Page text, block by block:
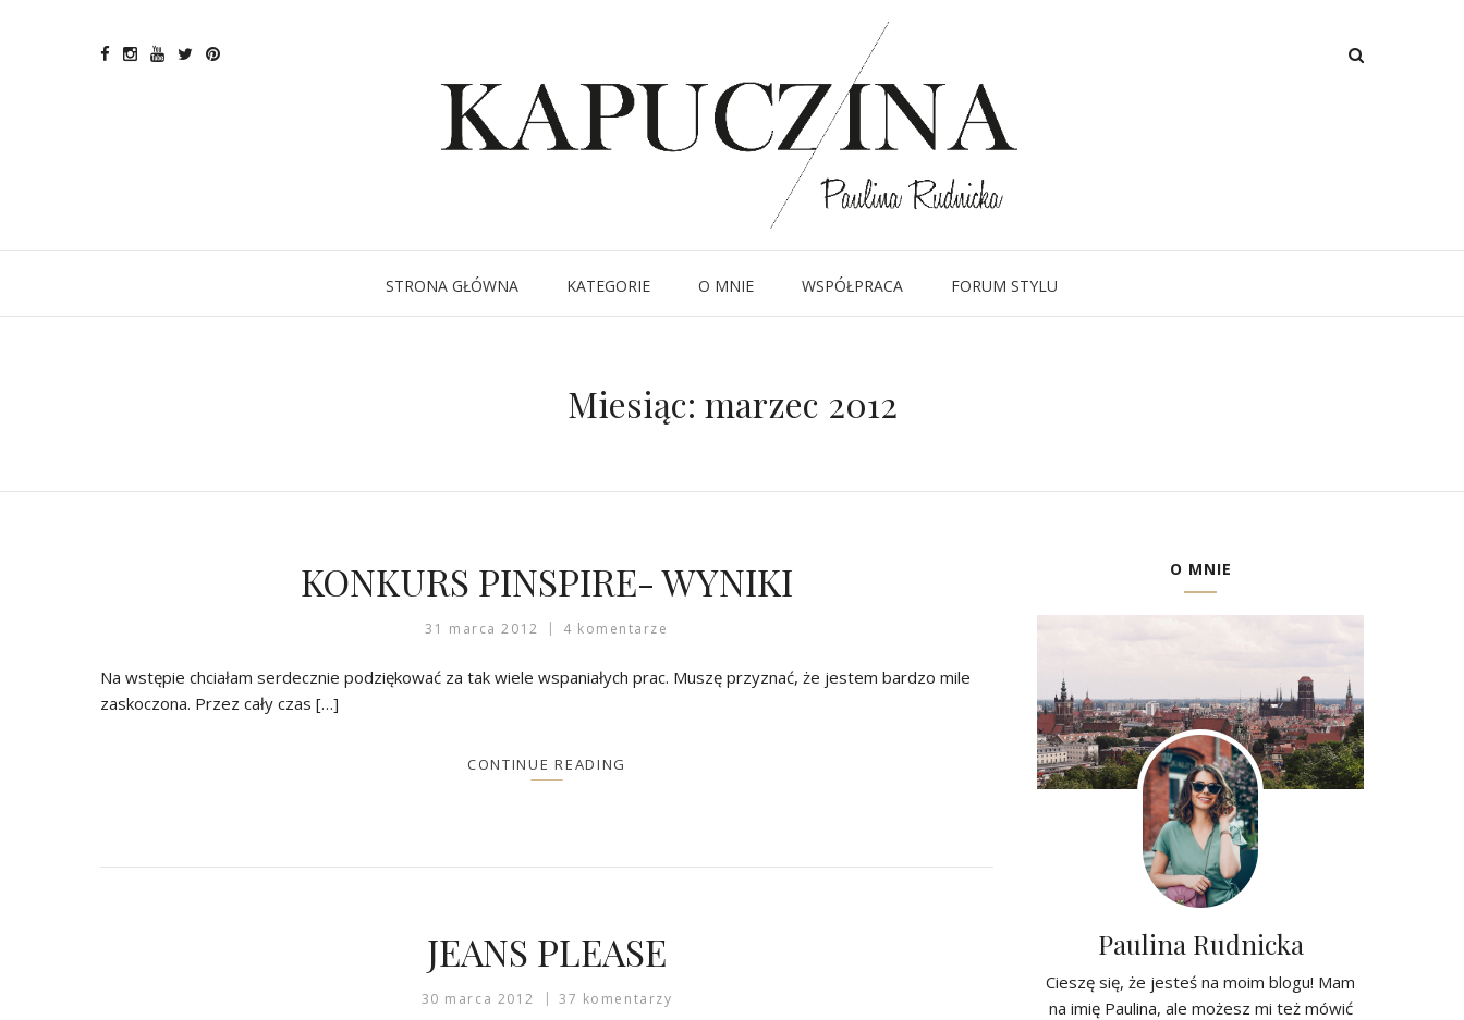
STRONA GŁÓWNA KATEGORIE O MNIE WSPÓŁPRACA FORUM STYLU
Miesiąc: marzec 2012
KONKURS PINSPIRE- WYNIKI
31 marca 2012 4 komentarze
Na wstępie chciałam serdecznie podziękować za tak wiele wspaniałych prac. Muszę przyznać, że jestem bardzo mile
zaskoczona. Przez cały czas […]
CONTINUE READING
JEANS PLEASE
30 marca 2012 37 komentarzy
O MNIE
Paulina Rudnicka
Cieszę się, że jesteś na moim blogu! Mam
na imię Paulina, ale możesz mi też mówić